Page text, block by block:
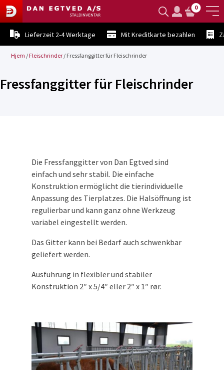
Lieferzeit 2-4 Werktage Mit Kreditkarte bezahlen
0
Hjem /Fleischrinder / Fressfanggitter für Fleischrinder
Fressfanggitter für Fleischrinder
Die Fressfanggitter von Dan Egtved sind
einfach und sehr stabil. Die einfache
Konstruktion ermöglicht die tierindividuelle
Anpassung des Tierplatzes. Die Halsöffnung ist
regulierbar und kann ganz ohne Werkzeug
variabel eingestellt werden.
Das Gitter kann bei Bedarf auch schwenkbar
geliefert werden.
Ausführung in flexibler und stabiler
Konstruktion 2″ x 5/4″ eller 2″ x 1″ rør.